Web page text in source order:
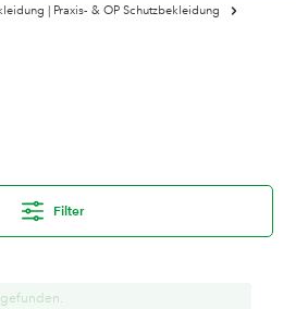
| Praxis- & OP Schutzbekleidung
Filter